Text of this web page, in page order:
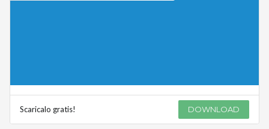
Scaricalo gratis! DOWNLOAD